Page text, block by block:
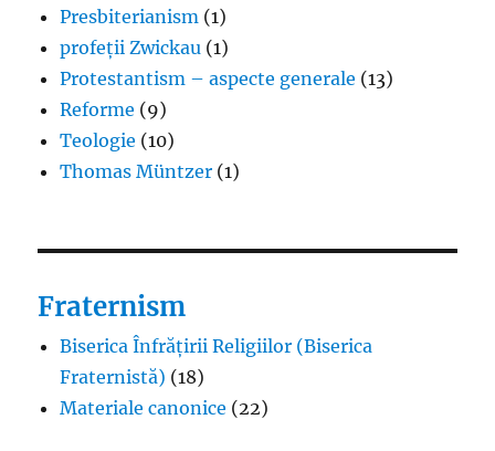
Presbiterianism (1)
profeții Zwickau (1)
Protestantism – aspecte generale (13)
Reforme (9)
Teologie (10)
Thomas Müntzer (1)
Fraternism
Biserica Înfrățirii Religiilor (Biserica
Fraternistă) (18)
Materiale canonice (22)